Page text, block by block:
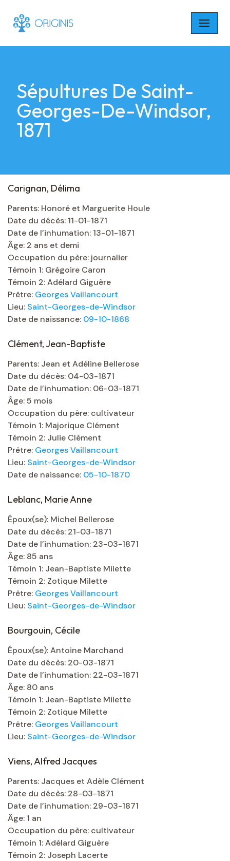
Skip
Sépultures De Saint-
Georges-De-Windsor,
1871
Carignan, Délima
Parents: Honoré et Marguerite Houle
Date du décès: 11-01-1871
Date de l’inhumation: 13-01-1871
Âge: 2 ans et demi
Occupation du père: journalier
Témoin 1: Grégoire Caron
Témoin 2: Adélard Giguère
Prêtre: Georges Vaillancourt
Lieu: Saint-Georges-de-Windsor
Date de naissance: 09-10-1868
Clément, Jean-Baptiste
Parents: Jean et Adéline Bellerose
Date du décès: 04-03-1871
Date de l’inhumation: 06-03-1871
Âge: 5 mois
Occupation du père: cultivateur
Témoin 1: Majorique Clément
Témoin 2: Julie Clément
Prêtre: Georges Vaillancourt
Lieu: Saint-Georges-de-Windsor
Date de naissance: 05-10-1870
Leblanc, Marie Anne
Époux(se): Michel Bellerose
Date du décès: 21-03-1871
Date de l’inhumation: 23-03-1871
Âge: 85 ans
Témoin 1: Jean-Baptiste Milette
Témoin 2: Zotique Milette
Prêtre: Georges Vaillancourt
Lieu: Saint-Georges-de-Windsor
Bourgouin, Cécile
Époux(se): Antoine Marchand
Date du décès: 20-03-1871
Date de l’inhumation: 22-03-1871
Âge: 80 ans
Témoin 1: Jean-Baptiste Milette
Témoin 2: Zotique Milette
Prêtre: Georges Vaillancourt
Lieu: Saint-Georges-de-Windsor
Viens, Alfred Jacques
Parents: Jacques et Adèle Clément
Date du décès: 28-03-1871
Date de l’inhumation: 29-03-1871
Âge: 1 an
Occupation du père: cultivateur
Témoin 1: Adélard Giguère
Témoin 2: Joseph Lacerte